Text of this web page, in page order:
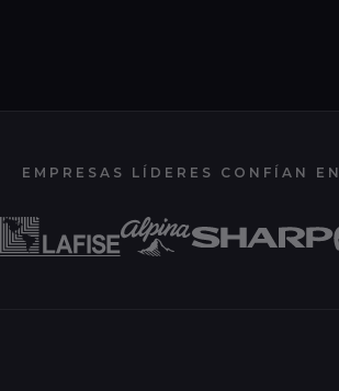
EMPRESAS LÍDERES CONFÍAN EN